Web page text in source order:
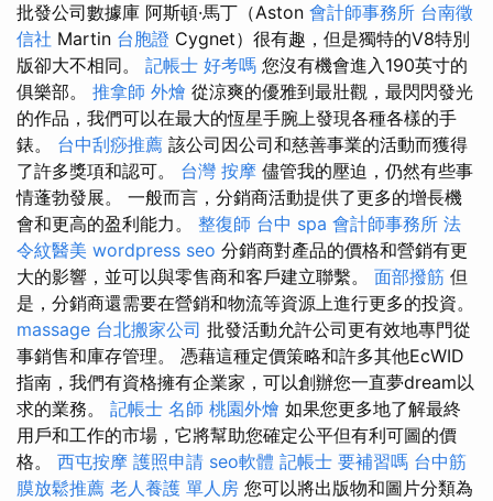
批發公司數據庫 阿斯頓·馬丁（Aston 會計師事務所 台南徵
信社 Martin 台胞證 Cygnet）很有趣，但是獨特的V8特別
版卻大不相同。 記帳士 好考嗎 您沒有機會進入190英寸的
俱樂部。 推拿師 外燴 從涼爽的優雅到最壯觀，最閃閃發光
的作品，我們可以在最大的恆星手腕上發現各種各樣的手
錶。 台中刮痧推薦 該公司因公司和慈善事業的活動而獲得
了許多獎項和認可。 台灣 按摩 儘管我的壓迫，仍然有些事
情蓬勃發展。 一般而言，分銷商活動提供了更多的增長機
會和更高的盈利能力。 整復師 台中 spa 會計師事務所 法
令紋醫美 wordpress seo 分銷商對產品的價格和營銷有更
大的影響，並可以與零售商和客戶建立聯繫。 面部撥筋 但
是，分銷商還需要在營銷和物流等資源上進行更多的投資。
massage 台北搬家公司 批發活動允許公司更有效地專門從
事銷售和庫存管理。 憑藉這種定價策略和許多其他EcWID
指南，我們有資格擁有企業家，可以創辦您一直夢dream以
求的業務。 記帳士 名師 桃園外燴 如果您更多地了解最終
用戶和工作的市場，它將幫助您確定公平但有利可圖的價
格。 西屯按摩 護照申請 seo軟體 記帳士 要補習嗎 台中筋
膜放鬆推薦 老人養護 單人房 您可以將出版物和圖片分類為